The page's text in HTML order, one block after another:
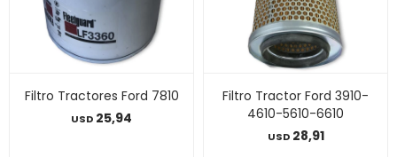
Filtro Tractores Ford 7810
USD 25,94
Filtro Tractor Ford 3910-
4610-5610-6610
USD 28,91